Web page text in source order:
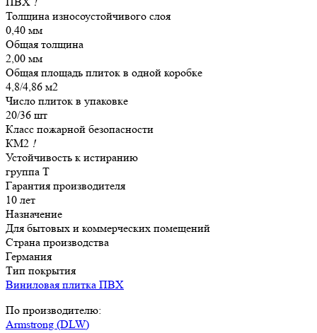
Толщина износоустойчивого слоя
0,40 мм
Общая толщина
2,00 мм
Общая площадь плиток в одной коробке
4,8/4,86 м2
Число плиток в упаковке
20/36 шт
Класс пожарной безопасности
КМ2 !
Устойчивость к истиранию
группа Т
Гарантия производителя
10 лет
Назначение
Для бытовых и коммерческих помещений
Страна производства
Германия
Тип покрытия
Виниловая плитка ПВХ
По производителю:
Armstrong (DLW)